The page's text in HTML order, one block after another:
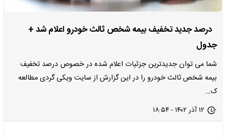
درصد جدید تخفیف بیمه شخص ثالث خودرو اعلام شد +
جدول
شما می توان جدیدترین جزئیات اعلام شده در خصوص درصد تخفیف
بیمه شخص ثالث خودرو را در این گزارش از سایت ویکی گردی مطالعه
ک…
۱۲ آذر ۱۴۰۲ - ۱۸:۵۴